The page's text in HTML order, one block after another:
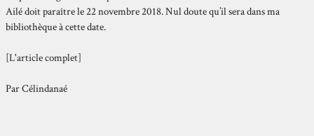
Ailé doit paraître le 22 novembre 2018. Nul doute qu’il sera dans ma
bibliothèque à cette date.
[L'article complet]
Par Célindanaé